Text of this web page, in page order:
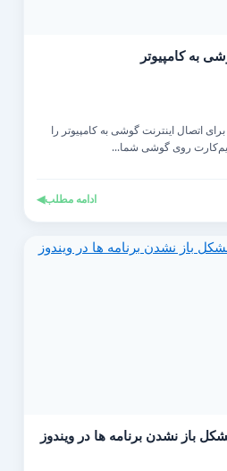
به کامپیوتر
اتصال اینترنت گوشی به کامپیوتر را
روی گوشی شما...
ادامه مطلب◀